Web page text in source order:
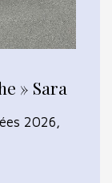
» Sara
2026,